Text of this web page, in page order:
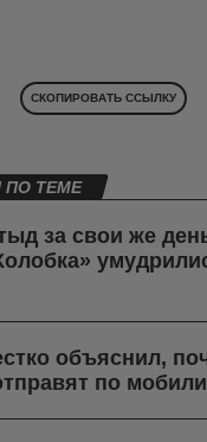
СКОПИРОВАТЬ ССЫЛКУ
ПО ТЕМЕ
за свои же
объяснил,
по